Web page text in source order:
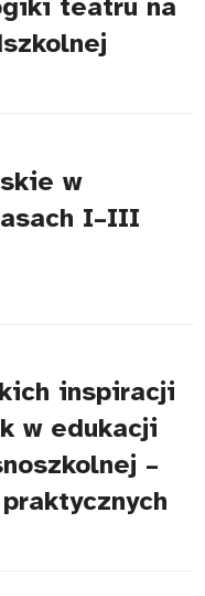
teatru na
w
I–III
inspiracji
w edukacji
–